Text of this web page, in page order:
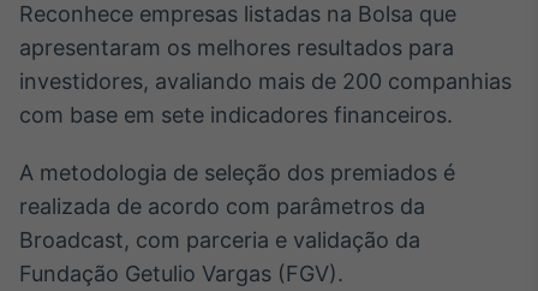
Reconhece empresas listadas na Bolsa que
apresentaram os melhores resultados para
investidores, avaliando mais de 200 companhias
com base em sete indicadores financeiros.
A metodologia de seleção dos premiados é
realizada de acordo com parâmetros da
Broadcast, com parceria e validação da
Fundação Getulio Vargas (FGV).